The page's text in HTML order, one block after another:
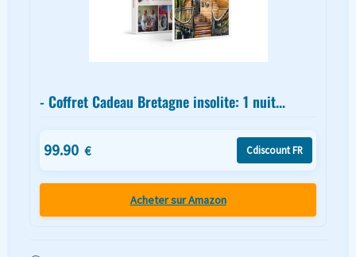
- Coffret Cadeau Bretagne insolite: 1 nuit...
99.90 € Cdiscount FR
Acheter sur Amazon